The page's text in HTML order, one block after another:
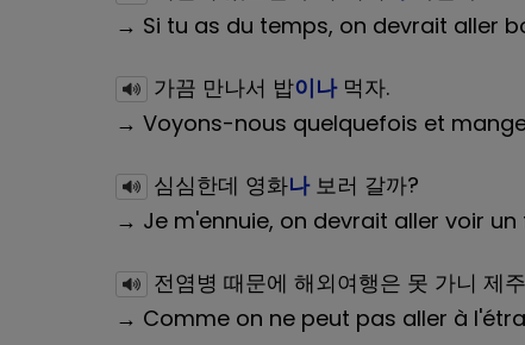
→ Si tu as du temps, on devrait aller
가끔 만나서 밥이나먹자.
→ Voyons-nous quelquefois et
심심한데 영화나보러 갈까?
→ Je m'ennuie, on devrait aller voir
전염병 때문에 해외여행은 못 가니 제
→ Comme on ne peut pas aller à